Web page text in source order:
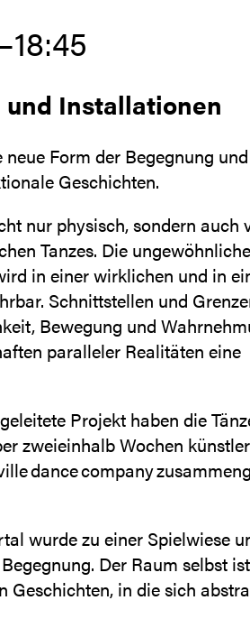
Installationen
Form der Begegnung und
Geschichten.
nur physisch, sondern auch
Tanzes. Die
in einer wirklichen und in
Schnittstellen und
Bewegung und
paralleler Realitäten eine
Projekt haben die
zweieinhalb Wochen
dance company
wurde zu einer Spielwiese
Der Raum selbst
Geschichten, in die sich